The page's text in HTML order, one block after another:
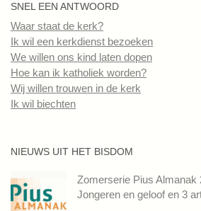
SNEL EEN ANTWOORD
Waar staat de kerk?
Ik wil een kerkdienst bezoeken
We willen ons kind laten dopen
Hoe kan ik katholiek worden?
Wij willen trouwen in de kerk
Ik wil biechten
NIEUWS UIT HET BISDOM
Zomerserie Pius Almanak
Jongeren en geloof en 3